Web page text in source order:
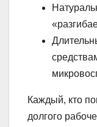
Каждый, кто
долгого